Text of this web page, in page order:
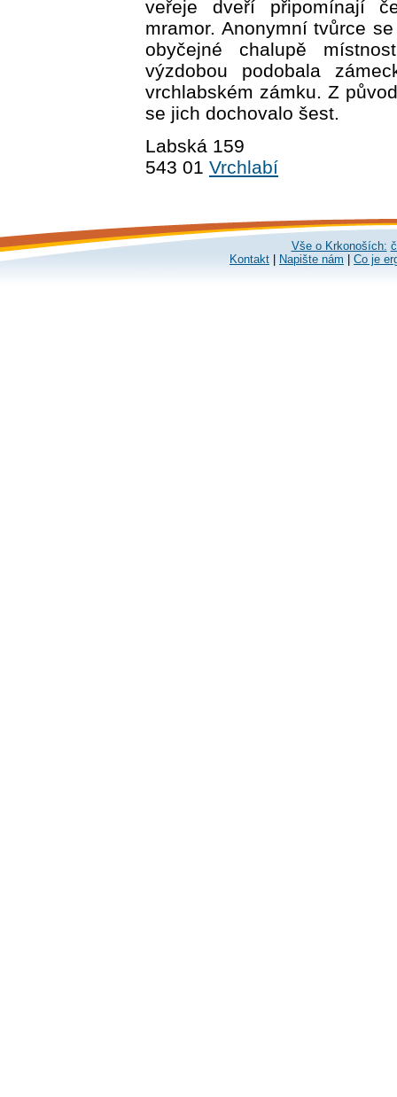
veřeje dveří připomínají
mramor. Anonymní tvůrce
obyčejné chalupě
výzdobou podobala
vrchlabském zámku. Z
se jich dochovalo šest.
Labská 159
543 01 Vrchlabí
Vše o Krkonoších:
Kontakt
Napište nám Co je